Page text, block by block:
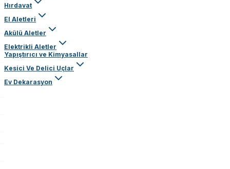
Hırdavat
El Aletleri
Akülü Aletler
Elektrikli Aletler
Yapıştırıcı ve Kimyasallar
Kesici Ve Delici Uçlar
Ev Dekarasyon